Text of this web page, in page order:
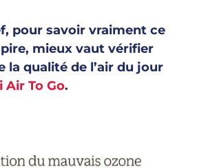
pour savoir vraiment ce
mieux vaut vérifier
la qualité de l’air du jour
Air To Go.